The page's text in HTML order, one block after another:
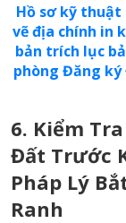
Hồ sơ kỹ
vẽ địa chính in
bản trích lục
phòng Đăng
6. Kiểm
Đất Trước
Pháp Lý
Ranh